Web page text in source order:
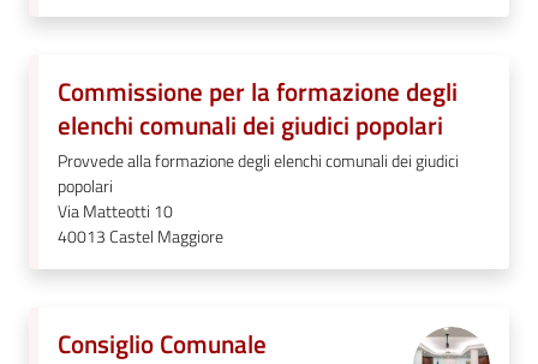
Commissione per la formazione degli
elenchi comunali dei giudici popolari
Provvede alla formazione degli elenchi comunali dei giudici
popolari
Via Matteotti 10
40013Castel Maggiore
Consiglio Comunale